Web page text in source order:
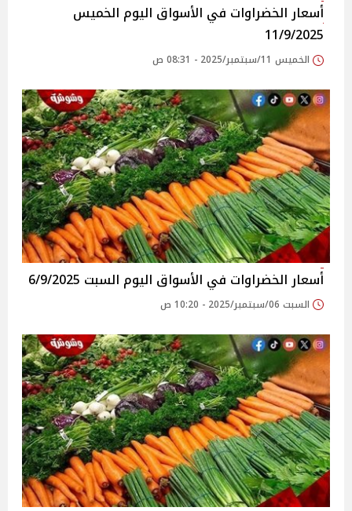
أسعار الخضراوات في الأسواق‎‎ اليوم الخميس
11/9/2025
الخميس 11/سبتمبر/2025 - 08:31 ص
أسعار الخضراوات في الأسواق‎‎ اليوم السبت 6/9/2025
السبت 06/سبتمبر/2025 - 10:20 ص